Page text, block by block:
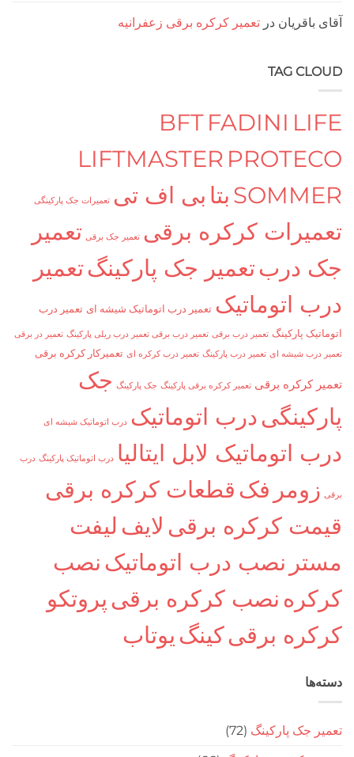
درتعمیر کرکره برقی زعفرانیه
TAG
BFTFADINI
LIFTMASTER
بتابی اف تی تعمیرات جک پارکینگی
کرکره برقی تعمیر جک برقی
تعمیر
تعمیر جک پارکینگتعمیر
اتوماتیک تعمیر درب اتوماتیک شیشه ای تعمیر درب
پارکینگ تعمیر درب برقی تعمیر درب برقی تعمیر درب ریلی پارکینگ تعمیر در برقی
شیشه ای تعمیر درب پارکینگ تعمیر درب کرکره ای تعمیرکار کرکره برقی
برقی تعمیر کرکره برقی پارکینگ جک پارکینگ جک
درب اتوماتیک درب اتوماتیک شیشه ای
لابل ایتالیا درب اتوماتیک پارکینگ درب
فک قطعات کرکره برقی
کرکره برقیلایف لیفت
نصب درب اتوماتیکنصب
نصب کرکره برقیپروتکو
برقیکینگیوتاب
جک پارکینگ (72)